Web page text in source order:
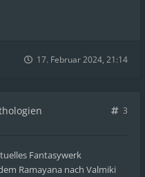
17. Februar 2024, 21:14
3
Fantasywerk
Ramayana nach Valmiki